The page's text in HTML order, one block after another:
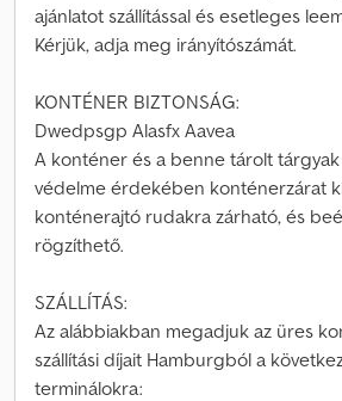
ajánlatot szállítással és esetleges
Kérjük, adja meg irányítószámát.
KONTÉNER BIZTONSÁG:
Dwedpsgp Alasfx Aavea
A konténer és a benne tárolt
védelme érdekében konténerzárat
konténerajtó rudakra zárható, és
rögzíthető.
SZÁLLÍTÁS:
Az alábbiakban megadjuk az üres
szállítási díjait Hamburgból a
terminálokra: